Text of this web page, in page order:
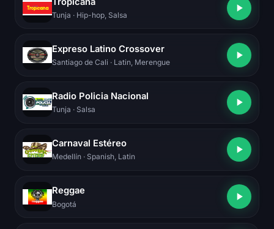
Tunja · Hip-hop, Salsa
Expreso Latino Crossover
Santiago de Cali · Latin, Merengue
Radio Policia Nacional
Tunja · Salsa
Carnaval Estéreo
Medellín · Spanish, Latin
Reggae
Bogotá